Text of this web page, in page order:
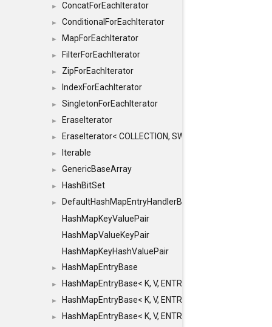
► ConcatForEachIterator
► ConditionalForEachIterator
► MapForEachIterator
► FilterForEachIterator
► ZipForEachIterator
► IndexForEachIterator
► SingletonForEachIterator
► EraseIterator
► EraseIterator< COLLECTION, SWAP_ERASE, false >
► Iterable
► GenericBaseArray
► HashBitSet
►
DefaultHashMapEntryHandlerBase
HashMapKeyValuePair
HashMapValueKeyPair
HashMapKeyHashValuePair
► HashMapEntryBase
► HashMapEntryBase< K, V, ENTRY_HANDLER,
► HashMapEntryBase< K, V, ENTRY_HANDLER,
► HashMapEntryBase< K, V, ENTRY_HANDLER,